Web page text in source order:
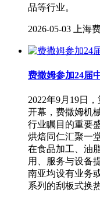
品等行业。
2026-05-03 上海
费撒姆参加24届
2022年9月19日
开幕，费撒姆机
行业瞩目的重要
烘焙同仁汇聚一
在食品加工、油
用、服务与设备
南亚均设有业务
系列的刮板式换